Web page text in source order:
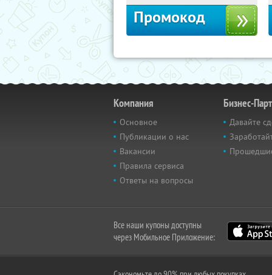
Промокод
Компания
Основное
Публикации о нас
Вакансии
Правила сервиса
Ответы на вопросы
Бизнес-
Давайте
Все наши купоны доступны
через Мобильное Приложение: